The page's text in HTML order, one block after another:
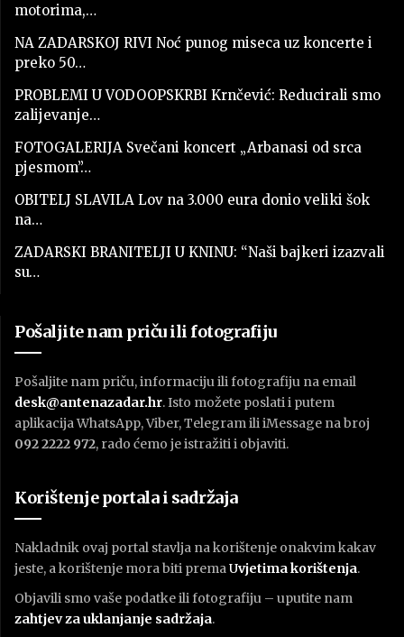
motorima,…
NA ZADARSKOJ RIVI Noć punog miseca uz koncerte i
preko 50…
PROBLEMI U VODOOPSKRBI Krnčević: Reducirali smo
zalijevanje…
FOTOGALERIJA Svečani koncert „Arbanasi od srca
pjesmom”…
OBITELJ SLAVILA Lov na 3.000 eura donio veliki šok
na…
ZADARSKI BRANITELJI U KNINU: “Naši bajkeri izazvali
su…
Pošaljite nam priču ili fotografiju
Pošaljite nam priču, informaciju ili fotografiju na email
desk@antenazadar.hr. Isto možete poslati i putem
aplikacija WhatsApp, Viber, Telegram ili iMessage na broj
092 2222 972, rado ćemo je istražiti i objaviti.
Korištenje portala i sadržaja
Nakladnik ovaj portal stavlja na korištenje onakvim kakav
jeste, a korištenje mora biti premaUvjetima korištenja.
Objavili smo vaše podatke ili fotografiju – uputite nam
zahtjev za uklanjanje sadržaja.